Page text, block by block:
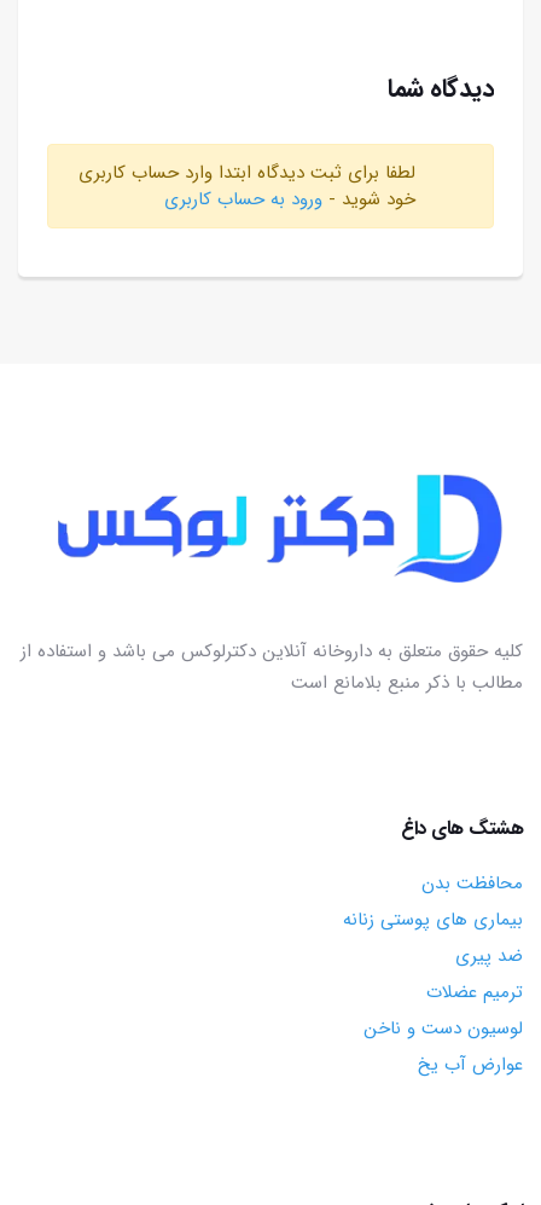
دیدگاه شما
لطفا برای ثبت دیدگاه ابتدا وارد حساب کاربری
خود شوید - ورود به حساب کاربری
کلیه حقوق متعلق به داروخانه آنلاین دکترلوکس می باشد و استفاده از
مطالب با ذکر منبع بلامانع است
هشتگ های داغ
محافظت بدن
بیماری های پوستی زنانه
ضد پیری
ترمیم عضلات
لوسیون دست و ناخن
عوارض آب یخ